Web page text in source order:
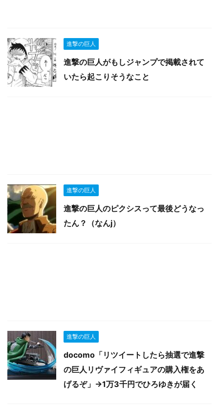
進撃の巨人
進撃の巨人がもしジャンプで掲載されて
いたら起こりそうなこと
進撃の巨人
進撃の巨人のピクシスって最後どうなっ
たん？（なんj）
進撃の巨人
docomo「リツイートしたら抽選で進撃
の巨人リヴァイフィギュアの購入権をあ
げるぞ」→1万3千円でひろゆきが届く